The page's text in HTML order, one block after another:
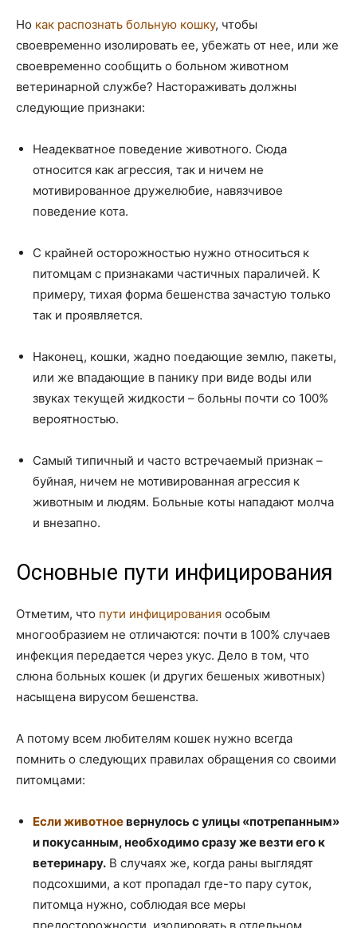
Но как распознать больную кошку, чтобы
своевременно изолировать ее, убежать от нее, или же
своевременно сообщить о больном животном
ветеринарной службе? Настораживать должны
следующие признаки:
Неадекватное поведение животного. Сюда
относится как агрессия, так и ничем не
мотивированное дружелюбие, навязчивое
поведение кота.
С крайней осторожностью нужно относиться к
питомцам с признаками частичных параличей. К
примеру, тихая форма бешенства зачастую только
так и проявляется.
Наконец, кошки, жадно поедающие землю, пакеты,
или же впадающие в панику при виде воды или
звуках текущей жидкости – больны почти со 100%
вероятностью.
Самый типичный и часто встречаемый признак –
буйная, ничем не мотивированная агрессия к
животным и людям. Больные коты нападают молча
и внезапно.
Основные пути инфицирования
Отметим, что пути инфицирования особым
многообразием не отличаются: почти в 100% случаев
инфекция передается через укус. Дело в том, что
слюна больных кошек (и других бешеных животных)
насыщена вирусом бешенства.
А потому всем любителям кошек нужно всегда
помнить о следующих правилах обращения со своими
питомцами:
Если животноевернулось с улицы «потрепанным»
и покусанным, необходимо сразу же везти его к
ветеринару. В случаях же, когда раны выглядят
подсохшими, а кот пропадал где-то пару суток,
питомца нужно, соблюдая все меры